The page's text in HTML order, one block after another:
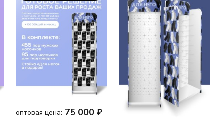
оптовая цена: 75 000 ₽